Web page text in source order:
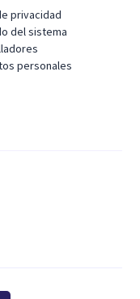
privacidad
del sistema
personales